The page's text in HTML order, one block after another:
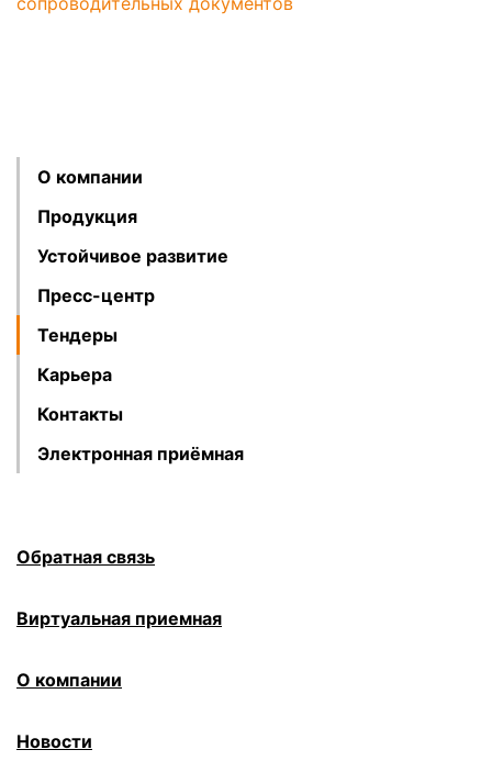
О компании
Продукция
Устойчивое развитие
Пресс-центр
Тендеры
Карьера
Контакты
Электронная приёмная
Обратная связь
Виртуальная приемная
О компании
Новости